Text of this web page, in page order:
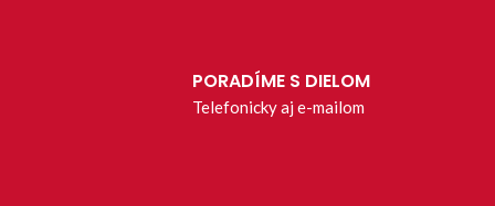
PORADÍME S DIELOM
Telefonicky aj e-mailom